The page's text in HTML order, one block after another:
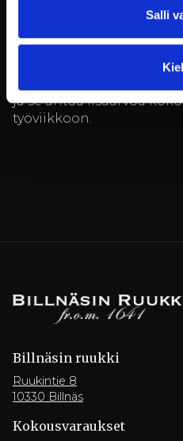
Salli
mahdollisuuden jäädä
seuraavaan päivään
valmiina uusiin
ja se antaa lisäarvoa
työviikkoon.
Billnäsin ruukki
Ruukintie 8
10330 Billnäs
Kokousvaraukset